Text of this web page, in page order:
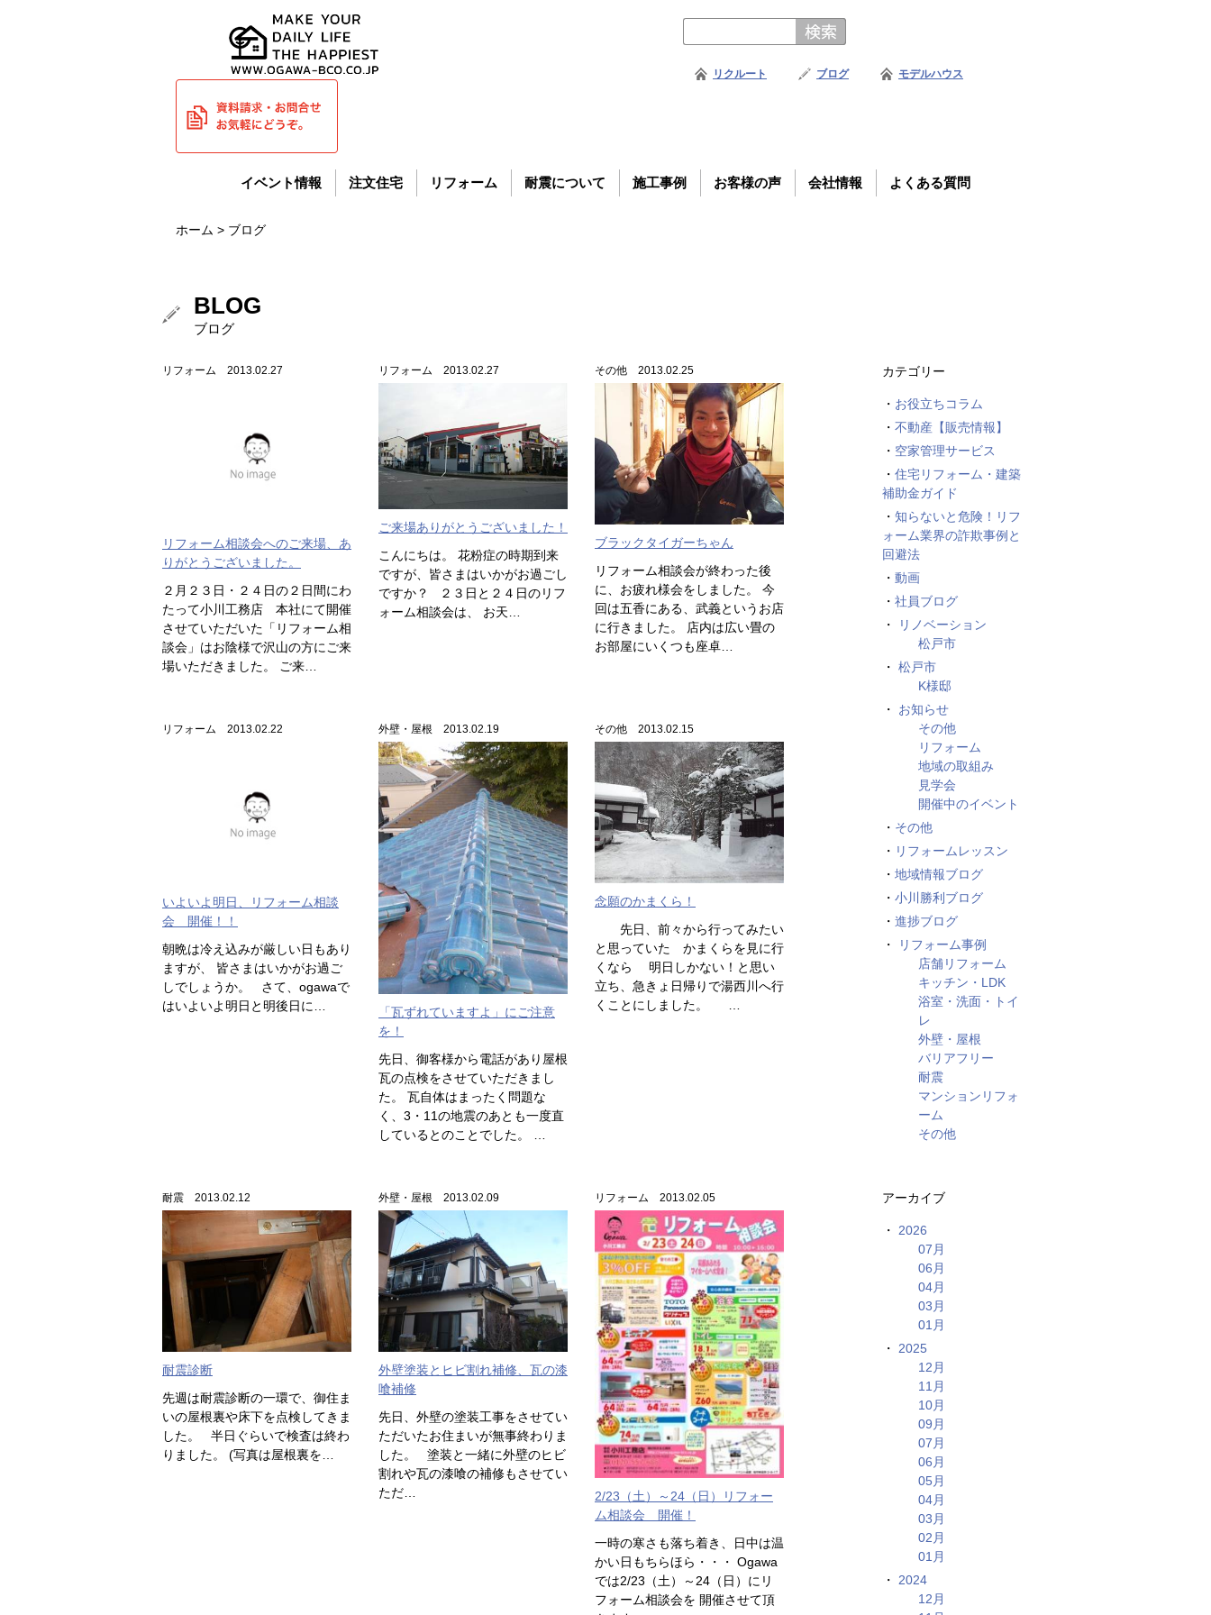
リクルート ブログ モデルハウス
イベント情報 注文住宅 リフォーム 耐震について 施工事例 お客様の声 会社情報 よくある質問
ホーム > ブログ
BLOG
ブログ
リフォーム 2013.02.27
リフォーム相談会へのご来場、あ
りがとうございました。
２月２３日・２４日の２日間にわ
たって小川工務店 本社にて開催
させていただいた「リフォーム相
談会」はお陰様で沢山の方にご来
場いただきました。 ご来…
リフォーム 2013.02.27
ご来場ありがとうございました！
こんにちは。 花粉症の時期到来
ですが、皆さまはいかがお過ごし
ですか？ ２３日と２４日のリフ
ォーム相談会は、 お天…
その他 2013.02.25
ブラックタイガーちゃん
リフォーム相談会が終わった後
に、お疲れ様会をしました。 今
回は五香にある、武義というお店
に行きました。 店内は広い畳の
お部屋にいくつも座卓…
リフォーム 2013.02.22
いよいよ明日、リフォーム相談
会 開催！！
朝晩は冷え込みが厳しい日もあり
ますが、 皆さまはいかがお過ご
しでしょうか。 さて、ogawaで
はいよいよ明日と明後日に…
外壁・屋根 2013.02.19
「瓦ずれていますよ」にご注意
を！
先日、御客様から電話があり屋根
瓦の点検をさせていただきまし
た。 瓦自体はまったく問題な
く、3・11の地震のあとも一度直
しているとのことでした。 …
その他 2013.02.15
念願のかまくら！
先日、前々から行ってみたい
と思っていた かまくらを見に行
くなら 明日しかない！と思い
立ち、急きょ日帰りで湯西川へ行
くことにしました。 …
耐震 2013.02.12
耐震診断
先週は耐震診断の一環で、御住ま
いの屋根裏や床下を点検してきま
した。 半日ぐらいで検査は終わ
りました。 (写真は屋根裏を…
外壁・屋根 2013.02.09
外壁塗装とヒビ割れ補修、瓦の漆
喰補修
先日、外壁の塗装工事をさせてい
ただいたお住まいが無事終わりま
した。 塗装と一緒に外壁のヒビ
割れや瓦の漆喰の補修もさせてい
ただ…
リフォーム 2013.02.05
2/23（土）～24（日）リフォー
ム相談会 開催！
一時の寒さも落ち着き、日中は温
かい日もちらほら・・・ Ogawa
では2/23（土）～24（日）にリ
フォーム相談会を 開催させて頂
カテゴリー
お役立ちコラム
不動産【販売情報】
空家管理サービス
住宅リフォーム・建築
補助金ガイド
知らないと危険！リフ
ォーム業界の詐欺事例と
回避法
動画
社員ブログ
リノベーション
松戸市
松戸市
K様邸
お知らせ
その他
リフォーム
地域の取組み
見学会
開催中のイベント
その他
リフォームレッスン
地域情報ブログ
小川勝利ブログ
進捗ブログ
リフォーム事例
店舗リフォーム
キッチン・LDK
浴室・洗面・トイ
レ
外壁・屋根
バリアフリー
耐震
マンションリフォ
ーム
その他
アーカイブ
2026
07月
06月
04月
03月
01月
2025
12月
11月
10月
09月
07月
06月
05月
04月
03月
02月
01月
2024
12月